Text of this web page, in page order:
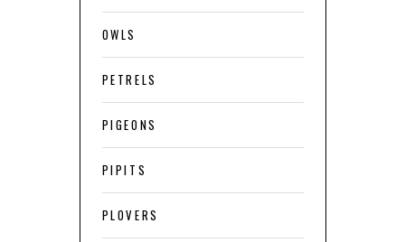
OWLS
PETRELS
PIGEONS
PIPITS
PLOVERS